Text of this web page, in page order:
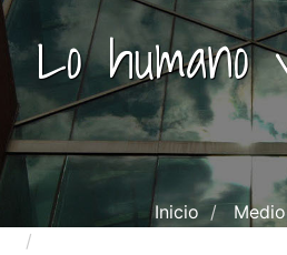
Lo humano
Inicio